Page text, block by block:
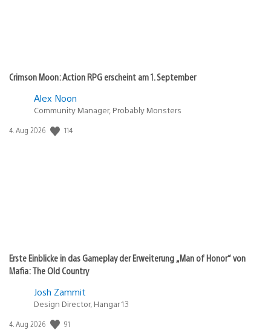
Crimson Moon: Action RPG erscheint am 1. September
Alex Noon
Community Manager, Probably Monsters
Veröffentlichungsdatum:
4. Aug 2026 114
Erste Einblicke in das Gameplay der Erweiterung „Man of Honor“ von
Mafia: The Old Country
Josh Zammit
Design Director, Hangar 13
Veröffentlichungsdatum:
4. Aug 2026 91